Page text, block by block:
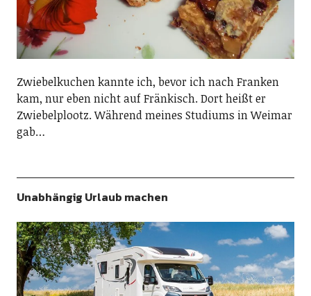
Zwiebelkuchen kannte ich, bevor ich nach Franken
kam, nur eben nicht auf Fränkisch. Dort heißt er
Zwiebelplootz. Während meines Studiums in Weimar
gab…
Unabhängig Urlaub machen